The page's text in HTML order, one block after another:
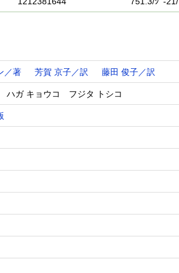
／著 芳賀 京子／訳 藤田 俊子／訳
ハガ キョウコ フジタ トシコ